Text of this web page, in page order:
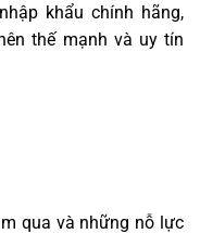
khẩu chính hãng,
thế mạnh và uy tín
qua và những nỗ lực